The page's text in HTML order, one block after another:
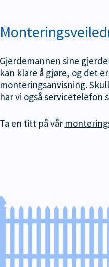
Gjerdemannen sine
kan klare å gjøre, og det
monteringsanvisning.
har vi også servicetelefon
Ta en titt på vår